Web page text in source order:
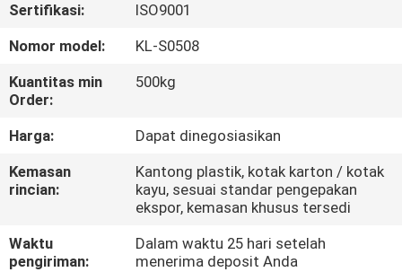
TENTANG
KAMI
TUR
PABRIK
KONTROL
KUALITAS
Sertifikasi:
ISO9001
Nomor model:
KL-S0508
Kuantitas min
Order:
500kg
Harga:
Dapat dinegosiasikan
Kemasan
rincian:
Kantong plastik, kotak karton / kotak
kayu, sesuai standar pengepakan
ekspor, kemasan khusus tersedi
Waktu
pengiriman:
Dalam waktu 25 hari setelah
menerima deposit Anda